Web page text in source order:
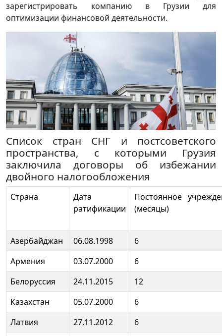
зарегистрировать компанию в Грузии для
оптимизации финансовой деятельности.
Список стран СНГ и постсоветского
пространства, с которыми Грузия
заключила договоры об избежании
двойного налогообложения
Страна
Дата
ратификации
Постоянное
(месяцы)
Азербайджан 06.08.1998
6
Армения
03.07.2000
6
Белоруссия
24.11.2015
12
Казахстан
05.07.2000
6
Латвия
27.11.2012
6